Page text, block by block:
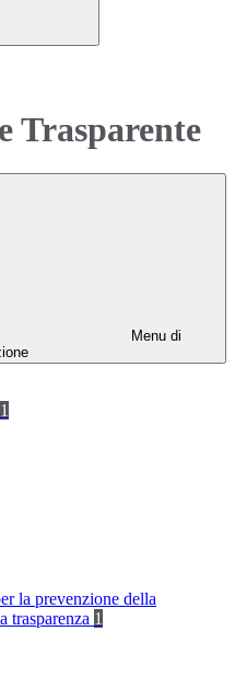
Trasparente
Menu di
la prevenzione della
trasparenza 1